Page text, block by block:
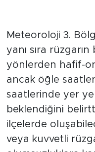
Meteoroloji 3.
yanı sıra rüzgarın
yönlerden hafif-
ancak öğle
saatlerinde yer
beklendiğini
ilçelerde
veya kuvvetli